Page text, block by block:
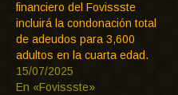
financiero del Fovissste
incluirá la condonación total
de adeudos para 3,600
adultos en la cuarta edad.
15/07/2025
En «Fovissste»